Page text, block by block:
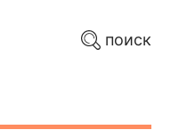
поиск